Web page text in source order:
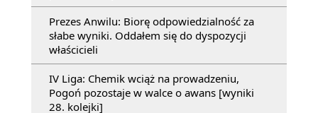
Prezes Anwilu: Biorę odpowiedzialność za
słabe wyniki. Oddałem się do dyspozycji
właścicieli
IV Liga: Chemik wciąż na prowadzeniu,
Pogoń pozostaje w walce o awans [wyniki
28. kolejki]